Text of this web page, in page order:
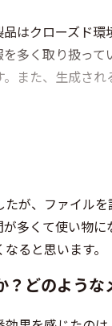
はクローズド
多く取り扱っ
また、生成さ
が、ファイル
多くて使い物
ると思います。
どのよう